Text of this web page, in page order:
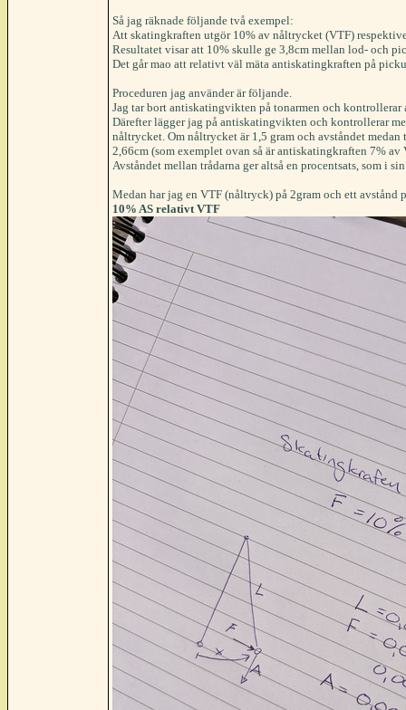
Så jag räknade följande två exempel:
Att skatingkraften utgör 10% av nåltrycket (VTF)
Resultatet visar att 10% skulle ge 3,8cm mellan lod- och
Det går mao att relativt väl mäta antiskatingkraften på
Proceduren jag använder är följande.
Jag tar bort antiskatingvikten på tonarmen och
Därefter lägger jag på antiskatingvikten och kontrollerar
nåltrycket. Om nåltrycket är 1,5 gram och avståndet
2,66cm (som exemplet ovan så är antiskatingkraften 7%
Avståndet mellan trådarna ger altså en procentsats, som i
Medan har jag en VTF (nåltryck) på 2gram och ett
10% AS relativt VTF